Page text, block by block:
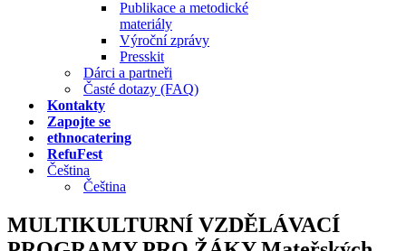
Publikace a metodické
materiály
Výroční zprávy
Presskit
Dárci a partneři
Časté dotazy (FAQ)
Kontakty
Zapojte se
ethnocatering
RefuFest
Čeština
Čeština
MULTIKULTURNÍ VZDĚLÁVACÍ